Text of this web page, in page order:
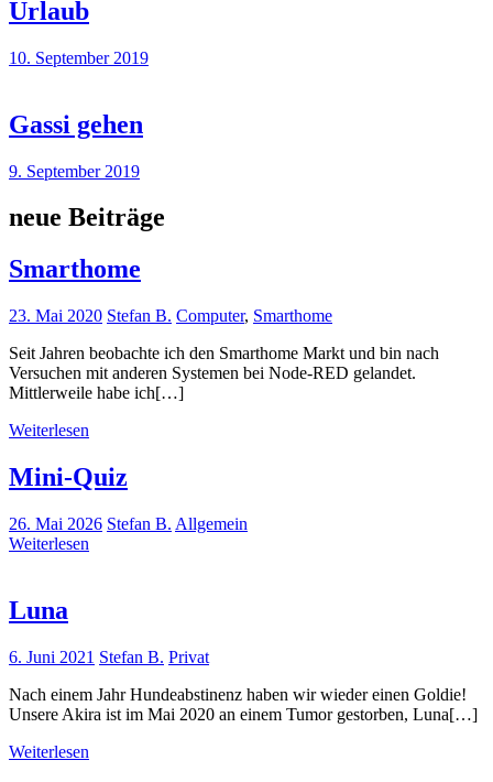
Urlaub
10. September 2019
Gassi gehen
9. September 2019
neue Beiträge
Smarthome
23. Mai 2020 Stefan B. Computer, Smarthome
Seit Jahren beobachte ich den Smarthome Markt und bin nach
Versuchen mit anderen Systemen bei Node-RED gelandet.
Mittlerweile habe ich[…]
Weiterlesen
Mini-Quiz
26. Mai 2026 Stefan B. Allgemein
Weiterlesen
Luna
6. Juni 2021 Stefan B. Privat
Nach einem Jahr Hundeabstinenz haben wir wieder einen Goldie!
Unsere Akira ist im Mai 2020 an einem Tumor gestorben, Luna[…]
Weiterlesen